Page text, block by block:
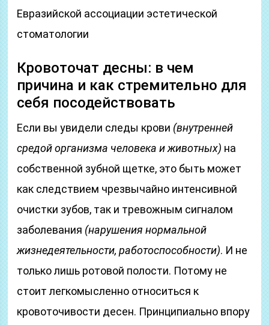
Евразийской ассоциации эстетической
стоматологии
Кровоточат десны: в чем
причина и как стремительно для
себя посодействовать
Если вы увидели следы крови (внутренней
средой организма человека и животных) на
собственной зубной щетке, это быть может
как следствием чрезвычайно интенсивной
очистки зубов, так и тревожным сигналом
заболевания (нарушения нормальной
жизнедеятельности, работоспособности). И не
только лишь ротовой полости. Потому не
стоит легкомысленно относиться к
кровоточивости десен. Принципиально впору